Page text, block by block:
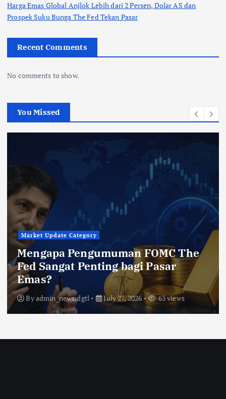
Harga Emas Global Anjlok Lebih dari 2 Persen, Dolar AS dan
Prospek Suku Bunga The Fed Tekan Pasar
Recent Comments
No comments to show.
You Missed
Market Update Category
Mengapa Pengumuman FOMC The
Fed Sangat Penting bagi Pasar
Emas?
Byadmin_news.dgtl July 27, 2026 63 views